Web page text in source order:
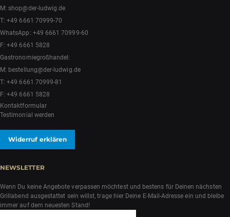
M:shop@der-ludwig.de
T:+49 6661 70999-70
WhatsApp: +49 6661 70999-60
F: +49 6661 5828
Gastronomiegroßhandel:
M: bestellung@der-ludwig.de
T:+49 6661 70999-81
F: +49 6661 5828
Kontaktformular
Testimonial werden
Widerruf erklären
NEWSLETTER
Wenn Du keine Angebote verpassen möchtest und bestens für Deinen nächsten
Grillabend ausgestattet sein willst, trage hier Deine E-Mail-Adresse ein und bleibe
immer auf dem neuesten Stand!